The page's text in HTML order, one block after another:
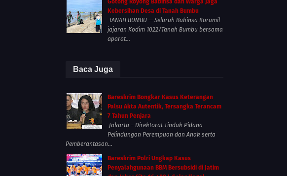
Gotong Royong Babinsa dan Warga Jaga
Kebersihan Desa di Tanah Bumbu
TANAH BUMBU — Seluruh Babinsa Koramil
jajaran Kodim 1022/Tanah Bumbu bersama
aparat...
Baca Juga
Bareskrim Bongkar Kasus Keterangan
Palsu Akta Autentik, Tersangka Terancam
7 Tahun Penjara
Jakarta – Direktorat Tindak Pidana
Pelindungan Perempuan dan Anak serta
Pemberantasan...
Bareskrim Polri Ungkap Kasus
Penyalahgunaan BBM Bersubsidi di Jatim